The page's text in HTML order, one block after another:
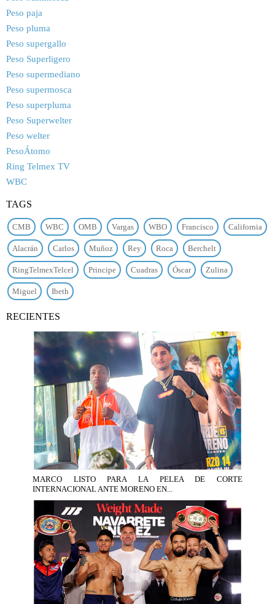
Peso paja
Peso pluma
Peso supergallo
Peso Superligero
Peso supermediano
Peso supermosca
Peso superpluma
Peso Superwelter
Peso welter
PesoÁtomo
Ring Telmex TV
WBC
TAGS
CMB WBC OMB Vargas WBO Francisco California
Alacrán Carlos Muñoz Rey Roca Berchelt
RingTelmexTelcel Principe Cuadras Óscar Zulina
Miguel Ibeth
RECIENTES
MARCO LISTO PARA LA PELEA DE CORTE
INTERNACIONAL ANTE MORENO EN...